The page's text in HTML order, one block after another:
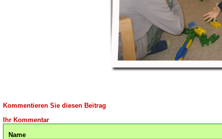
Kommentieren Sie diesen Beitrag
Ihr Kommentar
Name